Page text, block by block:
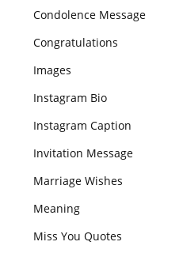
Condolence Message
Congratulations
Images
Instagram Bio
Instagram Caption
Invitation Message
Marriage Wishes
Meaning
Miss You Quotes